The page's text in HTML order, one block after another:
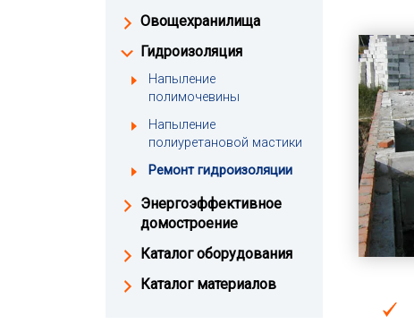
Овощехранилища
Гидроизоляция
Напыление
полимочевины
Напыление
полиуретановой мастики
Ремонт гидроизоляции
Энергоэффективное
домостроение
Каталог оборудования
Каталог материалов